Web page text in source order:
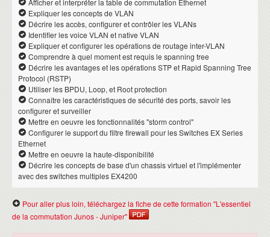
Expliquer les concepts de VLAN
Décrire les accès, configurer et contrôler les VLANs
Identifier les voice VLAN et native VLAN
Expliquer et configurer les opérations de routage inter-VLAN
Comprendre à quel moment est requis le spanning tree
Décrire les avantages et les opérations STP et Rapid Spanning Tree
Protocol (RSTP)
Utiliser les BPDU, Loop, et Root protection
Connaître les caractéristiques de sécurité des ports, savoir les
configurer et surveiller
Mettre en oeuvre les fonctionnalités "storm control"
Configurer le support du filtre firewall pour les Switches EX Series
Ethernet
Mettre en oeuvre la haute-disponibilité
Décrire les concepts de base d'un chassis virtuel et l'implémenter
avec des switches multiples EX4200
Pour aller plus loin, téléchargez la fiche de cette formation "L'essentiel
de la commutation Junos - Juniper"